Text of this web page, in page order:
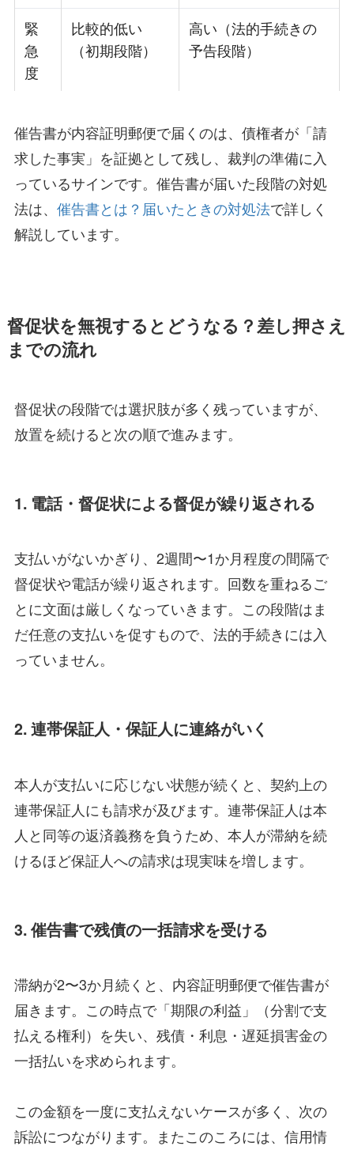
緊
急
度
比較的低い
（初期段階）
高い（法的手続きの
予告段階）
催告書が内容証明郵便で届くのは、債権者が「請
求した事実」を証拠として残し、裁判の準備に入
っているサインです。催告書が届いた段階の対処
法は、 催告書とは？届いたときの対処法で詳しく
解説しています。
督促状を無視するとどうなる？差し押さえ
までの流れ
督促状の段階では選択肢が多く残っていますが、
放置を続けると次の順で進みます。
1. 電話・督促状による督促が繰り返される
支払いがないかぎり、2週間〜1か月程度の間隔で
督促状や電話が繰り返されます。回数を重ねるご
とに文面は厳しくなっていきます。この段階はま
だ任意の支払いを促すもので、法的手続きには入
っていません。
2. 連帯保証人・保証人に連絡がいく
本人が支払いに応じない状態が続くと、契約上の
連帯保証人にも請求が及びます。連帯保証人は本
人と同等の返済義務を負うため、本人が滞納を続
けるほど保証人への請求は現実味を増します。
3. 催告書で残債の一括請求を受ける
滞納が2〜3か月続くと、内容証明郵便で催告書が
届きます。この時点で「期限の利益」（分割で支
払える権利）を失い、残債・利息・遅延損害金の
一括払いを求められます。
この金額を一度に支払えないケースが多く、次の
訴訟につながります。またこのころには、信用情